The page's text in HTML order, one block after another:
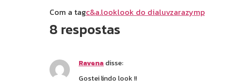
Com a tagc&a.looklook do dialuvzarazymp
8 respostas
Ravena disse:
Gostei lindo look !!